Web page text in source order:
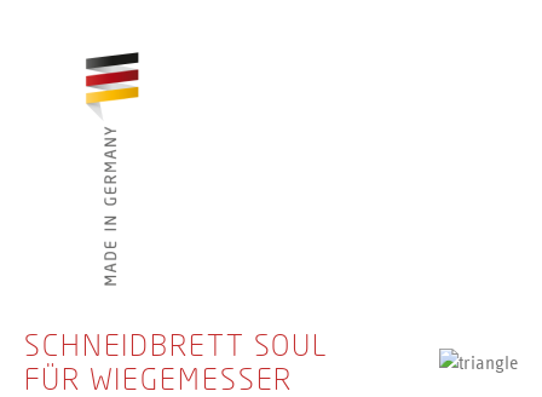
SCHNEIDBRETT SOUL
FÜR WIEGEMESSER